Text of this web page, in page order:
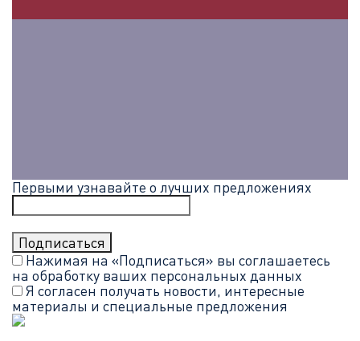
Первыми узнавайте о лучших предложениях
Нажимая на «Подписаться» вы соглашаетесь
на обработку ваших персональных данных
Я согласен получать новости, интересные
материалы и специальные предложения